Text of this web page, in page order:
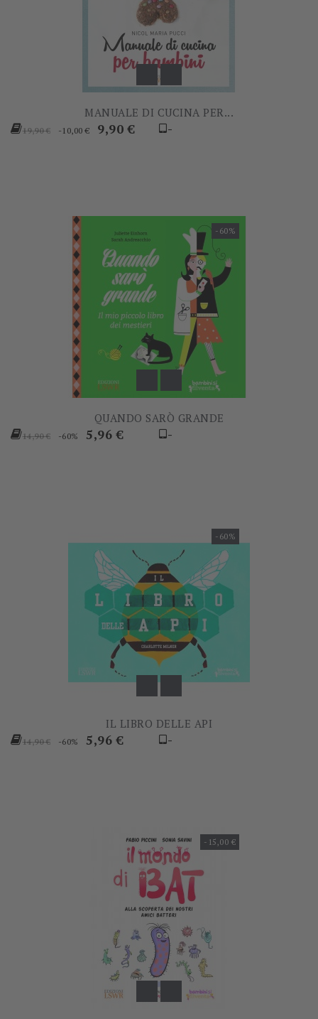
MANUALE DI CUCINA PER...
Prezzo
19,90 € -10,00 € Prezzo
9,90 € -
-60%
QUANDO SARÒ GRANDE
Prezzo
14,90 € -60% Prezzo
5,96 € -
-60%
IL LIBRO DELLE API
Prezzo
14,90 € -60% Prezzo
5,96 € -
-15,00 €